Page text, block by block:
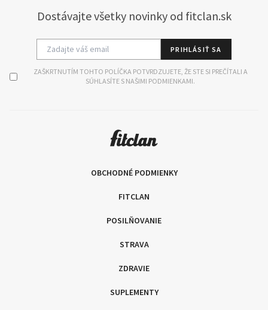
Dostávajte všetky novinky od fitclan.sk
PRIHLÁSIŤ SA
ZAŠKRTNUTÍM TOHTO POLÍČKA POTVRDZUJETE, ŽE STE SI PREČÍTALI A
SÚHLASÍTE S NAŠIMI PODMIENKAMI.
OBCHODNÉ PODMIENKY
FITCLAN
POSILŇOVANIE
STRAVA
ZDRAVIE
SUPLEMENTY